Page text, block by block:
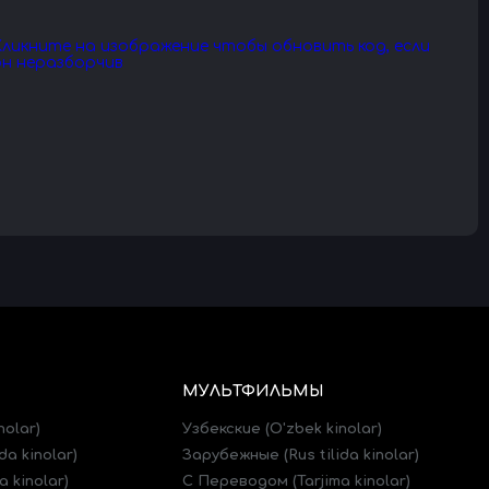
kinolar)
kinolar)
МУЛЬТФИЛЬМЫ
Узбекские (O'zbek kinolar)
Зарубежные (Rus tilida kinolar)
C Переводом (Tarjima kinolar)